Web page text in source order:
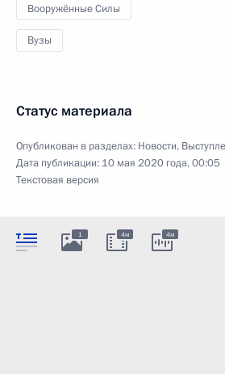
Вооружённые Силы
Вузы
Статус материала
Опубликован в разделах: Новости,
Дата публикации: 10 мая 2020 года, 00:05
Текстовая версия
1 4м 4м